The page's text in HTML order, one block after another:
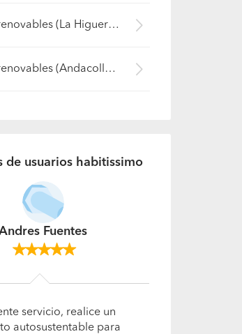
Energías renovables (La Higuera)
Energías renovables (Andacollo)
de usuarios habitissimo
Jose Vargas
empresa muy
, el servicio de